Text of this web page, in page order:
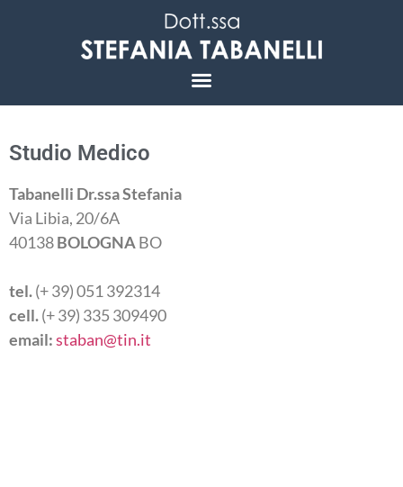
Studio Medico
Tabanelli Dr.ssa Stefania
Via Libia, 20/6A
40138BOLOGNA BO
tel.(+ 39) 051 392314
cell.(+ 39) 335 309490
email:staban@tin.it